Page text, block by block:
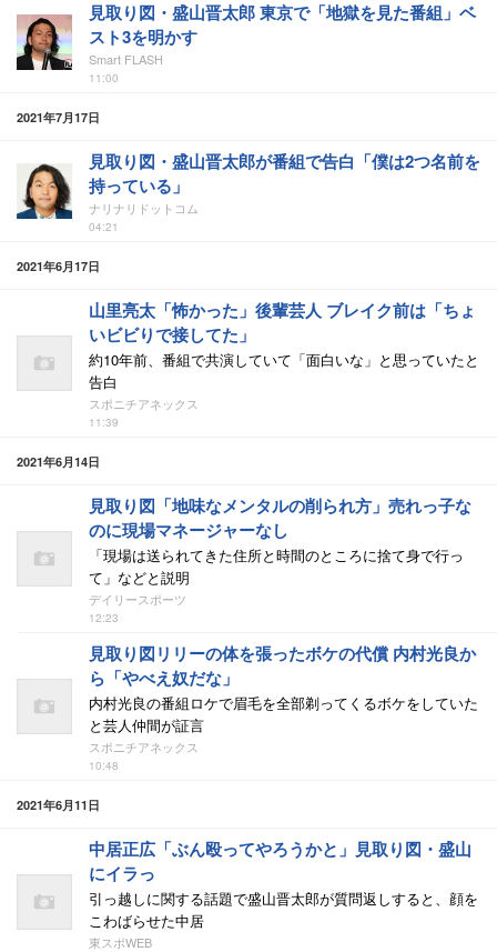
見取り図・盛山晋太郎 東京で「地獄を見た番組」ベ
スト3を明かす
Smart FLASH
11:00
2021年7月17日
見取り図・盛山晋太郎が番組で告白「僕は2つ名前を
持っている」
ナリナリドットコム
04:21
2021年6月17日
山里亮太「怖かった」後輩芸人 ブレイク前は「ちょ
いビビりで接してた」
約10年前、番組で共演していて「面白いな」と思っていたと
告白
スポニチアネックス
11:39
2021年6月14日
見取り図「地味なメンタルの削られ方」売れっ子な
のに現場マネージャーなし
「現場は送られてきた住所と時間のところに捨て身で行っ
て」などと説明
デイリースポーツ
12:23
見取り図リリーの体を張ったボケの代償 内村光良か
ら「やべえ奴だな」
内村光良の番組ロケで眉毛を全部剃ってくるボケをしていた
と芸人仲間が証言
スポニチアネックス
10:48
2021年6月11日
中居正広「ぶん殴ってやろうかと」見取り図・盛山
にイラっ
引っ越しに関する話題で盛山晋太郎が質問返しすると、顔を
こわばらせた中居
東スポWEB